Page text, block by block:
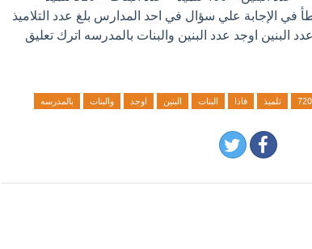
في الإجابة علي سؤال في احد المدارس بلغ عدد التلاميذ
720 تلميذ فاذا كان عدد البنات 4/5 عدد البنين اوجد عدد البنين والبنات بالمدرسه اترك تعليق
720 تلميذ فاذا البنات البنين اوجد والبنات بالمدرسه